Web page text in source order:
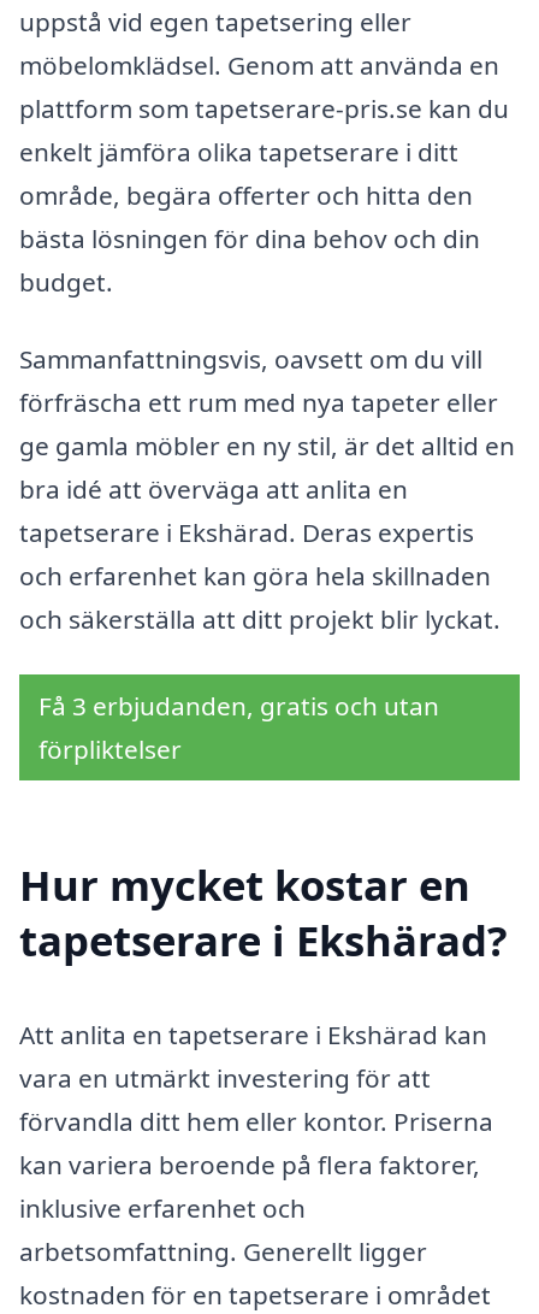
uppstå vid egen tapetsering eller
möbelomklädsel. Genom att använda en
plattform som tapetserare-pris.se kan du
enkelt jämföra olika tapetserare i ditt
område, begära offerter och hitta den
bästa lösningen för dina behov och din
budget.
Sammanfattningsvis, oavsett om du vill
förfräscha ett rum med nya tapeter eller
ge gamla möbler en ny stil, är det alltid en
bra idé att överväga att anlita en
tapetserare i Ekshärad. Deras expertis
och erfarenhet kan göra hela skillnaden
och säkerställa att ditt projekt blir lyckat.
Få 3 erbjudanden, gratis och utan
förpliktelser
Hur mycket kostar en
tapetserare i Ekshärad?
Att anlita en tapetserare i Ekshärad kan
vara en utmärkt investering för att
förvandla ditt hem eller kontor. Priserna
kan variera beroende på flera faktorer,
inklusive erfarenhet och
arbetsomfattning. Generellt ligger
kostnaden för en tapetserare i området